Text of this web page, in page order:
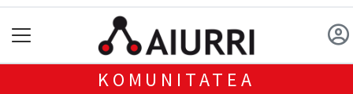
KOMUNITATEA